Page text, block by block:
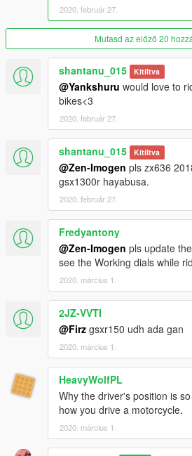
carvariations :
1501_yzfr1_modkit
Important Notes :
- Prohibited without the author's
model into other games.
- Prohibited uploading a 3D model in
download.
- Prohibited using a modification for
-Prohibited to Reupload in
Special Thanks :
2020. február 27.
Mutasd az előző 20
shantanu_015 Kitíltva
@Yankshuru would love to
bikes<3
2020. február 27.
shantanu_015 Kitíltva
@Zen-Imogen pls zx636
gsx1300r hayabusa.
2020. február 27.
Fredyantony
@Zen-Imogen pls update
see the Working dials while
2020. március 1.
2JZ-VVTI
@Firz gsxr150 udh ada gan
2020. március 1.
HeavyWolfPL
Why the driver's position is
how you drive a motorcycle.
2020. március 1.